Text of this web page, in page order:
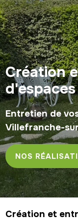
Création
Entretien de
Villefranche-
NOS
Création et